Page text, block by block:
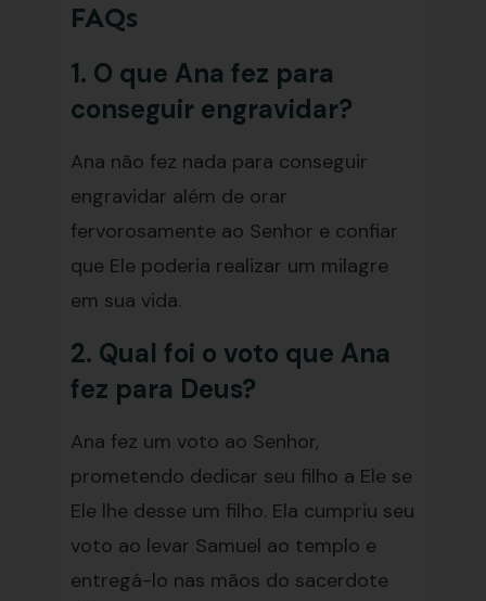
FAQs
1. O que Ana fez para
conseguir engravidar?
Ana não fez nada para conseguir
engravidar além de orar
fervorosamente ao Senhor e confiar
que Ele poderia realizar um milagre
em sua vida.
2. Qual foi o voto que Ana
fez para Deus?
Ana fez um voto ao Senhor,
prometendo dedicar seu filho a Ele se
Ele lhe desse um filho. Ela cumpriu seu
voto ao levar Samuel ao templo e
entregá-lo nas mãos do sacerdote